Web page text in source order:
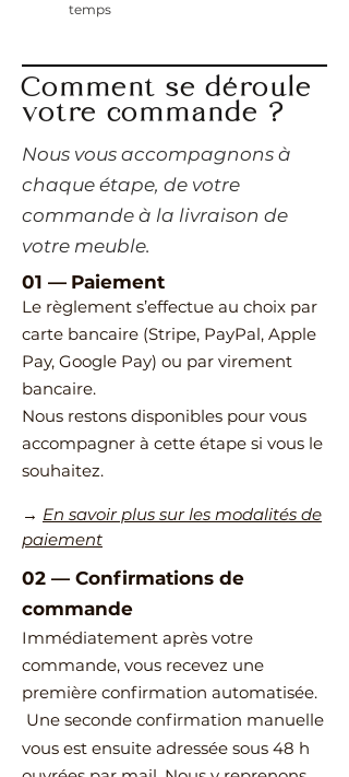
temps
Comment se déroule
votre commande ?
​Nous vous accompagnons à
chaque étape, de votre
commande à la livraison de
votre meuble.
01 — Paiement
Le règlement s’effectue au choix par
carte bancaire (Stripe, PayPal, Apple
Pay, Google Pay) ou par virement
bancaire.
Nous restons disponibles pour vous
accompagner à cette étape si vous le
souhaitez.
→ En savoir plus sur les modalités de
paiement
02 — ​Confirmations de
commande
Immédiatement après votre
commande, vous recevez une
première confirmation automatisée.
Une seconde confirmation manuelle
vous est ensuite adressée sous 48 h